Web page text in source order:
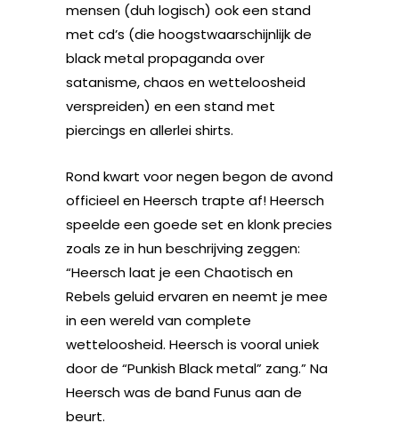
mensen (duh logisch) ook een stand
met cd’s (die hoogstwaarschijnlijk de
black metal propaganda over
satanisme, chaos en wetteloosheid
verspreiden) en een stand met
piercings en allerlei shirts.
Rond kwart voor negen begon de avond
officieel en Heersch trapte af! Heersch
speelde een goede set en klonk precies
zoals ze in hun beschrijving zeggen:
“Heersch laat je een Chaotisch en
Rebels geluid ervaren en neemt je mee
in een wereld van complete
wetteloosheid. Heersch is vooral uniek
door de “Punkish Black metal” zang.” Na
Heersch was de band Funus aan de
beurt.